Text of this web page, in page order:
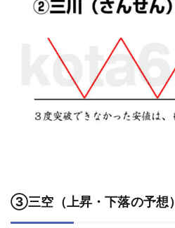
③三空（上昇・下落の予想）